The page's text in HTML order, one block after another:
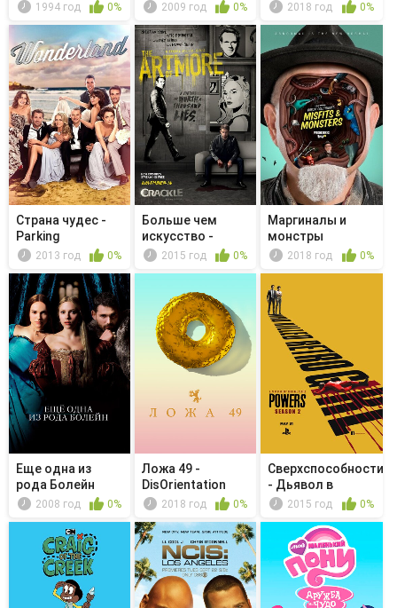
1994 год 0% 2009 год 0% 2018 год 0%
Страна чудес -
Parking
2013 год 0%
Больше чем
искусство -
Слёзы клоуна
2015 год 0%
Маргиналы и
монстры
Бобкэта
2018 год 0%
Еще одна из
рода Болейн
2008 год 0%
Ложа 49 -
DisOrientation
2018 год 0%
Сверхспособности
- Дьявол в
мусорном ...
2015 год 0%